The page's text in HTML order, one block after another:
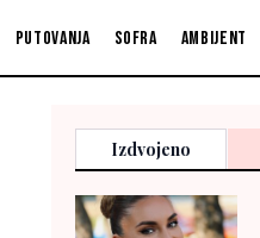
Putovanja Sofra Ambijent
Izdvojeno